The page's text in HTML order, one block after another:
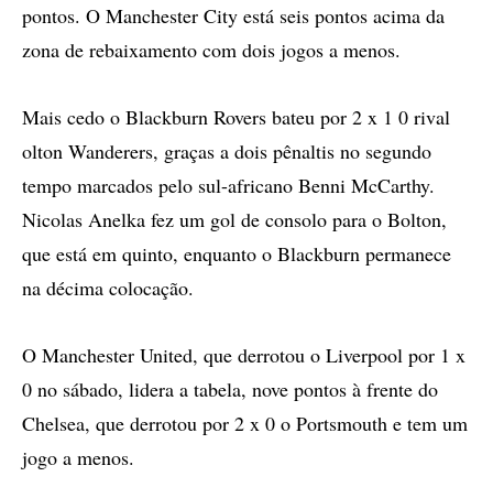
pontos. O Manchester City está seis pontos acima da
zona de rebaixamento com dois jogos a menos.
Mais cedo o Blackburn Rovers bateu por 2 x 1 0 rival
olton Wanderers, graças a dois pênaltis no segundo
tempo marcados pelo sul-africano Benni McCarthy.
Nicolas Anelka fez um gol de consolo para o Bolton,
que está em quinto, enquanto o Blackburn permanece
na décima colocação.
O Manchester United, que derrotou o Liverpool por 1 x
0 no sábado, lidera a tabela, nove pontos à frente do
Chelsea, que derrotou por 2 x 0 o Portsmouth e tem um
jogo a menos.